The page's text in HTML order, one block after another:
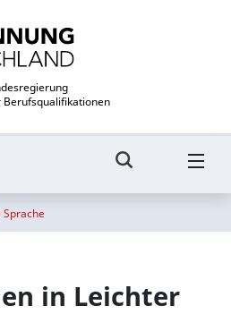
Berufsqualifikationen
Sprache
in Leichter